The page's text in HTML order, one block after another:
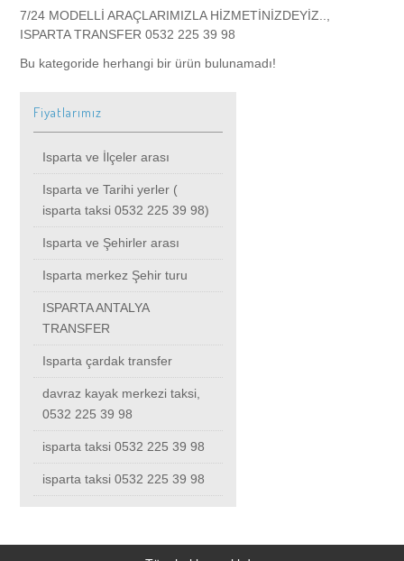
ısparta taksi 0532 225 39 98
Kurumsal
Anlaşmalı firmalarımız
Kalite Politikalarımız
Isparta ve İlçeler arası
Isparta ve Tarihi yerler ( isparta taksi 0532 225 39 98)
Isparta ve Şehirler arası
Isparta merkez Şehir turu
ISPARTA ANTALYA TRANSFER
Isparta çardak transfer
davraz kayak merkezi taksi, 0532 225 39 98
İletişim
ısparta taksi-0532 225 39 98
Şehir hastanesi taksi
7/24 MODELLİ ARAÇLARIMIZLA HİZMETİNİZDEYİZ..,
ISPARTA TRANSFER 0532 225 39 98
Bu kategoride herhangi bir ürün bulunamadı!
Fiyatlarımız
Isparta ve İlçeler arası
Isparta ve Tarihi yerler (
isparta taksi 0532 225 39 98)
Isparta ve Şehirler arası
Isparta merkez Şehir turu
ISPARTA ANTALYA
TRANSFER
Isparta çardak transfer
davraz kayak merkezi taksi,
0532 225 39 98
isparta taksi 0532 225 39 98
isparta taksi 0532 225 39 98